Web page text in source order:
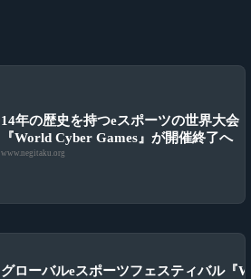
14年の歴史を持つeスポーツの世界大会
『World Cyber Games』が開催終了へ
www.negitaku.org
グローバルeスポーツフェスティバル『